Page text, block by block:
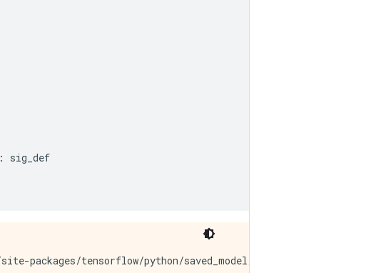
:
sig_def
site-packages/tensorflow/python/saved_model/